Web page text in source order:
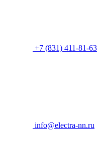
+7 (831) 411-81-63
info@electra-nn.ru